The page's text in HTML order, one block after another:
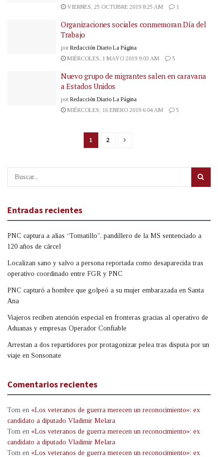
VIERNES, 25 OCTUBRE 2019 8:25 AM
1
Organizaciones sociales conmemoran Día del
Trabajo
por Redacción Diario La Página
MIÉRCOLES, 1 MAYO 2019 9:03 AM
5
Nuevo grupo de migrantes salen en caravana
a Estados Unidos
por Redacción Diario La Página
MIÉRCOLES, 16 ENERO 2019 6:04 AM
5
1 2
Entradas recientes
PNC captura a alias “Tomatillo”, pandillero de la MS sentenciado a
120 años de cárcel
Localizan sano y salvo a persona reportada como desaparecida tras
operativo coordinado entre FGR y PNC
PNC capturó a hombre que golpeó a su mujer embarazada en Santa
Ana
Viajeros reciben atención especial en fronteras gracias al operativo de
Aduanas y empresas Operador Confiable
Arrestan a dos repartidores por protagonizar pelea tras disputa por un
viaje en Sonsonate
Comentarios recientes
Tom en «Los veteranos de guerra merecen un reconocimiento»: ex
candidato a diputado Vladimir Melara
Tom en «Los veteranos de guerra merecen un reconocimiento»: ex
candidato a diputado Vladimir Melara
Tom en «Los veteranos de guerra merecen un reconocimiento»: ex